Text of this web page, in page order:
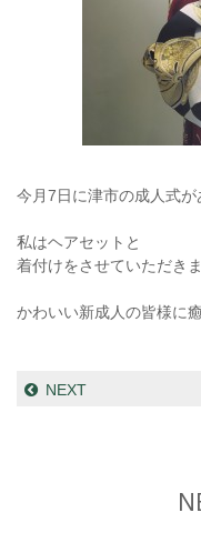
今月7日に津市の成人式が
私はヘアセットと
着付けをさせていただき
かわいい新成人の皆様に
NEXT